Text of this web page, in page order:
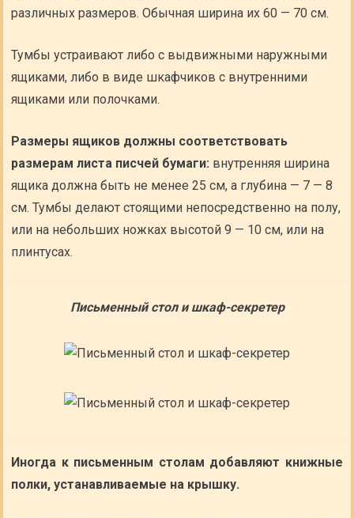
различных размеров. Обычная ширина их 60 — 70 см.
Тумбы устраивают либо с выдвижными наружными
ящиками, либо в виде шкафчиков с внутренними
ящиками или полочками.
Размеры ящиков должны соответствовать
размерам листа писчей бумаги: внутренняя ширина
ящика должна быть не менее 25 см, а глубина — 7 — 8
см. Тумбы делают стоящими непосредственно на полу,
или на небольших ножках высотой 9 — 10 см, или на
плинтусах.
Письменный стол и шкаф-секретер
Иногда к письменным столам добавляют книжные
полки, устанавливаемые на крышку.